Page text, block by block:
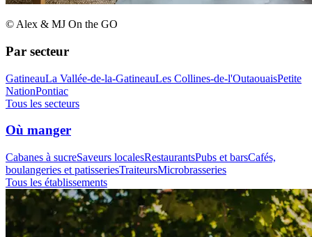
© Alex & MJ On the GO
Par secteur
GatineauLa Vallée-de-la-GatineauLes Collines-de-l'OutaouaisPetite
NationPontiac
Tous les secteurs
Où manger
Cabanes à sucreSaveurs localesRestaurantsPubs et barsCafés,
boulangeries et patisseriesTraiteursMicrobrasseries
Tous les établissements